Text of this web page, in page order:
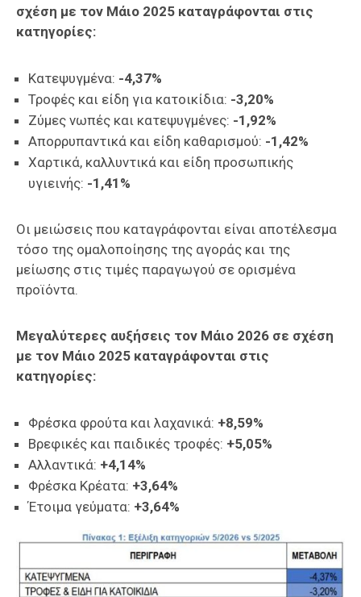
σχέση με τον Μάιο 2025 καταγράφονται στις
κατηγορίες:
Κατεψυγμένα: -4,37%
Τροφές και είδη για κατοικίδια: -3,20%
Ζύμες νωπές και κατεψυγμένες: -1,92%
Απορρυπαντικά και είδη καθαρισμού: -1,42%
Χαρτικά, καλλυντικά και είδη προσωπικής
υγιεινής: -1,41%
Οι μειώσεις που καταγράφονται είναι αποτέλεσμα
τόσο της ομαλοποίησης της αγοράς και της
μείωσης στις τιμές παραγωγού σε ορισμένα
προϊόντα.
Μεγαλύτερες αυξήσεις τον Μάιο 2026 σε σχέση
με τον Μάιο 2025 καταγράφονται στις
κατηγορίες:
Φρέσκα φρούτα και λαχανικά: +8,59%
Βρεφικές και παιδικές τροφές: +5,05%
Αλλαντικά: +4,14%
Φρέσκα Κρέατα: +3,64%
Έτοιμα γεύματα: +3,64%